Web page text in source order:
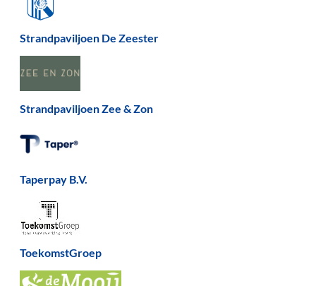
Strandpaviljoen De Zeester
Strandpaviljoen Zee & Zon
Taperpay B.V.
ToekomstGroep